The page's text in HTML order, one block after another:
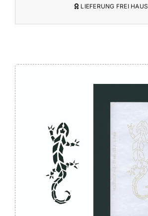
LIEFERUNG FREI HAUS